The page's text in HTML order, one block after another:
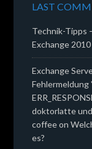
LAST
Technik-Tipps
Exchange
Exchange
Fehlermeldung
doktorlatte
coffeeon
es?